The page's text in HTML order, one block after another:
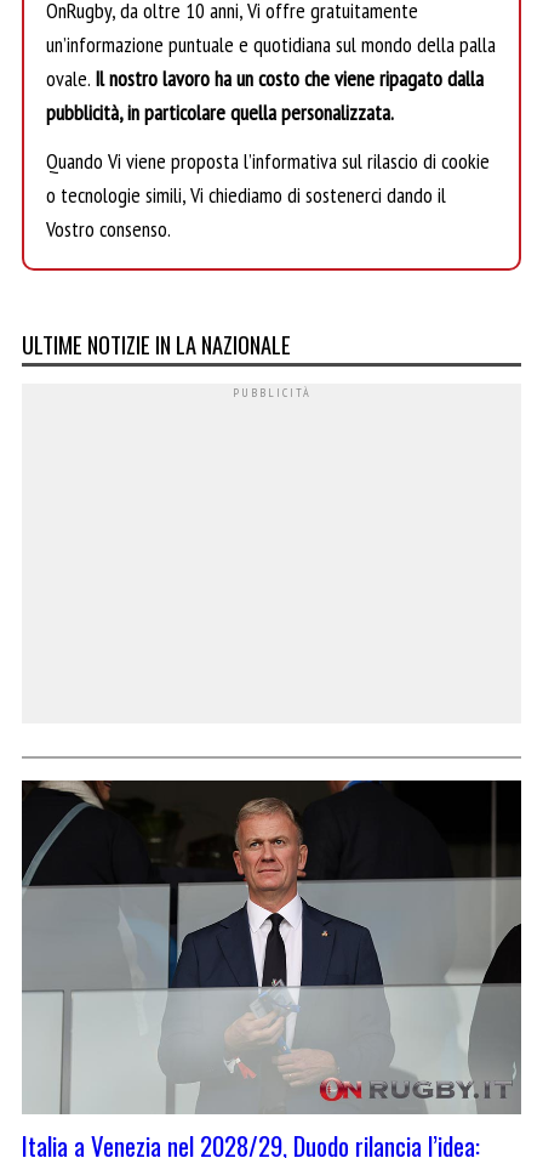
OnRugby, da oltre 10 anni, Vi offre gratuitamente
un’informazione puntuale e quotidiana sul mondo della palla
ovale. Il nostro lavoro ha un costo che viene ripagato dalla
pubblicità, in particolare quella personalizzata.
Quando Vi viene proposta l’informativa sul rilascio di cookie
o tecnologie simili, Vi chiediamo di sostenerci dando il
Vostro consenso.
ULTIME NOTIZIE IN LA NAZIONALE
Italia a Venezia nel 2028/29, Duodo rilancia l’idea: